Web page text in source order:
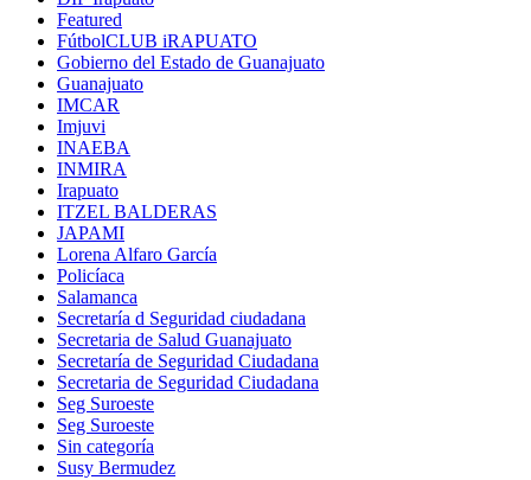
Featured
FútbolCLUB iRAPUATO
Gobierno del Estado de Guanajuato
Guanajuato
IMCAR
Imjuvi
INAEBA
INMIRA
Irapuato
ITZEL BALDERAS
JAPAMI
Lorena Alfaro García
Policíaca
Salamanca
Secretaría d Seguridad ciudadana
Secretaria de Salud Guanajuato
Secretaría de Seguridad Ciudadana
Secretaria de Seguridad Ciudadana
Seg Suroeste
Seg Suroeste
Sin categoría
Susy Bermudez